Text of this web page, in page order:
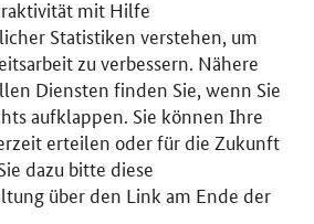
mit Hilfe
Statistiken verstehen, um
zu verbessern. Nähere
Diensten finden Sie, wenn Sie
aufklappen. Sie können Ihre
erteilen oder für die Zukunft
dazu bitte diese
über den Link am Ende der